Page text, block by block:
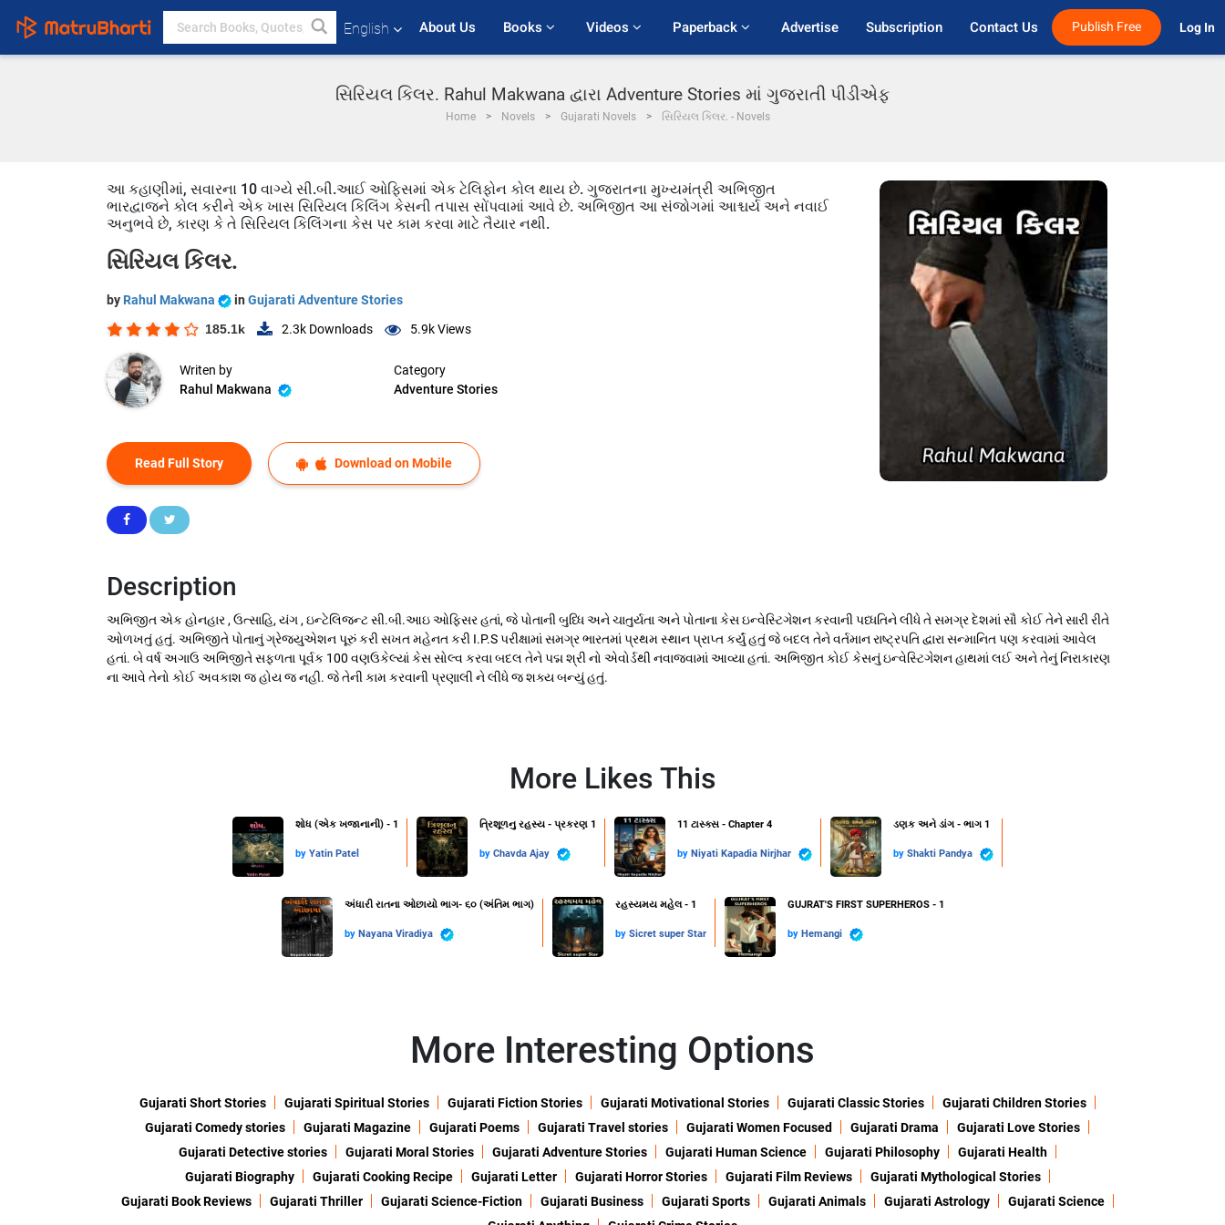
English About Us Books Videos Paperback Advertise Subscription Contact Us Publish Free Log In
સિરિયલ કિલર. Rahul Makwana દ્વારા Adventure Stories માં ગુજરાતી પીડીએફ
Home Novels Gujarati Novels સિરિયલ કિલર. - Novels
આ કહાણીમાં, સવારના 10 વાગ્યે સી.બી.આઈ ઓફિસમાં એક ટેલિફોન કોલ થાય છે. ગુજરાતના મુખ્યમંત્રી અભિજીત
ભારદ્વાજને કોલ કરીને એક ખાસ સિરિયલ કિલિંગ કેસની તપાસ સોંપવામાં આવે છે. અભિજીત આ સંજોગમાં આશ્ચર્ય અને નવાઈ
અનુભવે છે, કારણ કે તે સિરિયલ કિલિંગના કેસ પર કામ કરવા માટે તૈયાર નથી.
સિરિયલ કિલર.
by Rahul Makwana in Gujarati Adventure Stories
185.1k 2.3k Downloads 5.9kViews
Writen by
Rahul Makwana
Category
Adventure Stories
Read Full Story Download on Mobile
Description
અભિજીત એક હોનહાર , ઉત્સાહિ, યંગ , ઇન્ટેલિજન્ટ સી.બી.આઇ ઓફિસર હતાં, જે પોતાની બુધ્ધિ અને ચાતુર્યતા અને પોતાના કેસ ઇન્વેસ્ટિગેશન કરવાની પધ્ધતિને લીધે તે સમગ્ર દેશમાં સૌ કોઈ તેને સારી રીતે
ઓળખતું હતું. અભિજીતે પોતાનું ગ્રેજ્યુએશન પૂરું કરી સખત મહેનત કરી I.P.S પરીક્ષામાં સમગ્ર ભારતમાં પ્રથમ સ્થાન પ્રાપ્ત કર્યું હતું જે બદલ તેને વર્તમાન રાષ્ટ્રપતિ દ્વારા સન્માનિત પણ કરવામાં આવેલ
હતાં. બે વર્ષ અગાઉ અભિજીતે સફળતા પૂર્વક 100 વણઉકેલ્યાં કેસ સોલ્વ કરવા બદલ તેને પદ્મ શ્રી નો એવોર્ડથી નવાજવામાં આવ્યા હતાં. અભિજીત કોઈ કેસનું ઇન્વેસ્ટિગેશન હાથમાં લઈ અને તેનું નિરાકારણ
ના આવે તેનો કોઈ અવકાશ જ હોય જ નહી. જે તેની કામ કરવાની પ્રણાલી ને લીધે જ શક્ય બન્યું હતું.
More Likes This
શોધ (એક ખજાનાની) - 1
by Yatin Patel
ત્રિશૂળનુ રહસ્ય - પ્રકરણ 1
by Chavda Ajay
11 ટાસ્ક્સ - Chapter 4
by Niyati Kapadia Nirjhar
ડણક અને ડાંગ - ભાગ 1
by Shakti Pandya
અંધારી રાતના ઓછાયો ભાગ- ૬૦ (અંતિમ ભાગ)
by Nayana Viradiya
રહસ્યમય મહેલ - 1
by Sicret super Star
GUJRAT'S FIRST SUPERHEROS - 1
by Hemangi
More Interesting Options
Gujarati Short Stories Gujarati Spiritual Stories Gujarati Fiction Stories Gujarati Motivational Stories Gujarati Classic Stories
Gujarati Children Stories
Gujarati Comedy stories
Gujarati Magazine Gujarati Poems Gujarati Travel stories Gujarati Women Focused Gujarati Drama
Gujarati Love Stories
Gujarati Detective stories
Gujarati Moral Stories Gujarati Adventure Stories Gujarati Human Science Gujarati Philosophy
Gujarati Health
Gujarati Biography
Gujarati Cooking Recipe Gujarati Letter Gujarati Horror Stories Gujarati Film Reviews
Gujarati Mythological Stories
Gujarati Book Reviews
Gujarati Thriller Gujarati Science-Fiction Gujarati Business Gujarati Sports Gujarati Animals Gujarati Astrology
Gujarati Science